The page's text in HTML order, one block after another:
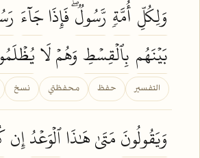
وَلِكُلِّ أُمَّةٖ رَّسُولٞۖفَإِذَاجَآءَ
بَيۡنَهُم بِٱلۡقِسۡطِوَهُمۡ لَا
التفسير حفظ محفظتي نسخ
وَيَقُولُونَمَتَىٰ هَٰذَاٱلۡوَعۡدُإِن